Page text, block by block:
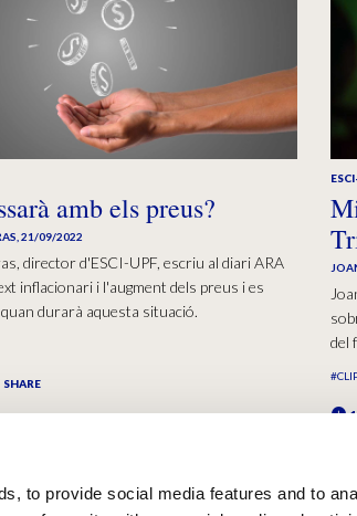
to provide social media features and to
amb els preus?
,21/09/2022
director d'ESCI-UPF, escriu al diari ARA
inflacionari i l'augment dels preus i es
durarà aquesta situació.
SHARE
del